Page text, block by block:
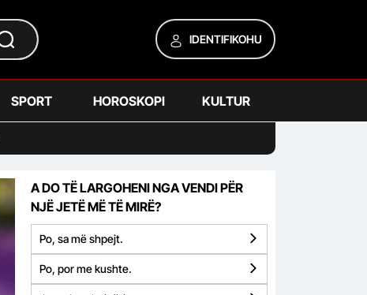
IDENTIFIKOHU
SPORT HOROSKOPI KULTUR
A DO TË LARGOHENI NGA VENDI PËR
NJË JETË MË TË MIRË?
Po, sa më shpejt.
Po, por me kushte.